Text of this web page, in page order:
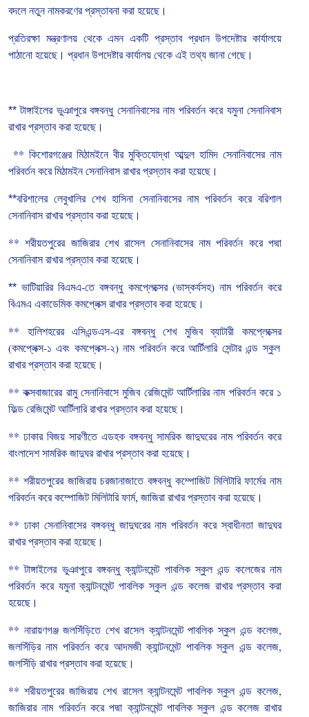
বদলে নতুন নামকরণের প্রস্তাবনা করা হয়েছে।
প্রতিরক্ষা মন্ত্রণালয় থেকে এমন একটি প্রস্তাব প্রধান উপদেষ্টার কার্যালয়ে
পাঠানো হয়েছে। প্রধান উপদেষ্টার কার্যালয় থেকে এই তথ্য জানা গেছে।
** টাঙ্গাইলের ভুঞাপুরে বঙ্গবন্ধু সেনানিবাসের নাম পরিবর্তন করে যমুনা সেনানিবাস
রাখার প্রস্তাব করা হয়েছে।
** কিশোরগঞ্জের মিঠামইনে বীর মুক্তিযোদ্ধা আব্দুল হামিদ সেনানিবাসের নাম
পরিবর্তন করে মিঠামইন সেনানিবাস রাখার প্রস্তাব করা হয়েছে।
**বরিশালের লেবুখালির শেখ হাসিনা সেনানিবাসের নাম পরিবর্তন করে বরিশাল
সেনানিবাস রাখার প্রস্তাব করা হয়েছে।
**শরীয়তপুরের জাজিরার শেখ রাসেল সেনানিবাসের নাম পরিবর্তন করে পদ্মা
সেনানিবাস রাখার প্রস্তাব করা হয়েছে।
** ভাটিয়ারির বিএমএ-তে বঙ্গবন্ধু কমপ্লেক্সের(ভাস্কর্যসহ) নাম পরিবর্তন করে
বিএমএ একাডেমিক কমপ্লেক্স রাখার প্রস্তাব করা হয়েছে।
** হালিশহরের এসিএন্ডএস-এর বঙ্গবন্ধু শেখ মুজিব ব্যাটারী কমপ্লেক্সের
(কমপ্লেক্স-১ এবং কমপ্লেক্স-২)নাম পরিবর্তন করে আর্টিলারি সেন্টার এন্ড স্কুল
রাখার প্রস্তাব করা হয়েছে।
**কক্সবাজারের রামু সেনানিবাসে মুজিব রেজিমেন্ট আর্টিলারির নাম পরিবর্তন করে ১
ফিল্ড রেজিমেন্ট আর্টিলারি রাখার প্রস্তাব করা হয়েছে।
** ঢাকার বিজয় সারণীতে এডহক বঙ্গবন্ধু সামরিক জাদুঘরের নাম পরিবর্তন করে
বাংলাদেশ সামরিক জাদুঘর রাখার প্রস্তাব করা হয়েছে।
** শরীয়তপুরের জাজিরায় চরজানাজাতে বঙ্গবন্ধু কম্পোজিট মিলিটারি ফার্মের নাম
পরিবর্তন করে কম্পোজিট মিলিটারি ফার্ম, জাজিরা রাখার প্রস্তাব করা হয়েছে।
** ঢাকা সেনানিবাসের বঙ্গবন্ধু জাদুঘরের নাম পরিবর্তন করে স্বাধীনতা জাদুঘর
রাখার প্রস্তাব করা হয়েছে।
**টাঙ্গাইলের ভুঞাপুরে বঙ্গবন্ধু ক্যান্টনমেন্ট পাবলিক স্কুল এন্ড কলেজের নাম
পরিবর্তন করে যমুনা ক্যান্টনমেন্ট পাবলিক স্কুল এন্ড কলেজ রাখার প্রস্তাব করা
হয়েছে।
** নারায়ণগঞ্জ জলসিঁড়িতে শেখ রাসেল ক্যান্টনমেন্ট পাবলিক স্কুল এন্ড কলেজ,
জলসিঁড়ির নাম পরিবর্তন করে আদমজী ক্যান্টনমেন্ট পাবলিক স্কুল এন্ড কলেজ,
জলসিঁড়ি রাখার প্রস্তাব করা হয়েছে।
**শরীয়তপুরের জাজিরায় শেখ রাসেল ক্যান্টনমেন্ট পাবলিক স্কুল এন্ড কলেজ,
জাজিরার নাম পরিবর্তন করে পদ্মা ক্যান্টনমেন্ট পাবলিক স্কুল এন্ড কলেজ রাখার